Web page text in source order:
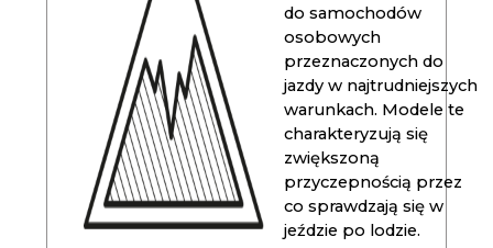
do samochodów
osobowych
przeznaczonych do
jazdy w najtrudniejszych
warunkach. Modele te
charakteryzują się
zwiększoną
przyczepnością przez
co sprawdzają się w
jeździe po lodzie.